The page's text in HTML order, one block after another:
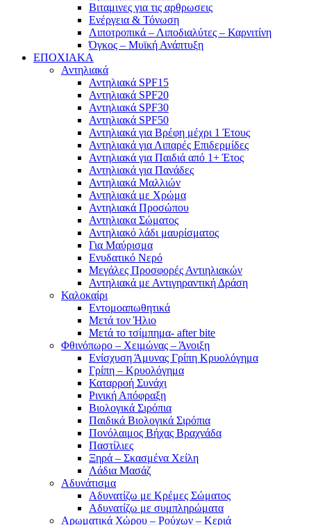
Βιταμινες για τις αρθρωσεις
Ενέργεια & Τόνωση
Λιποτροπικά – Λιποδιαλύτες – Καρνιτίνη
Όγκος – Μυϊκή Ανάπτυξη
ΕΠΟΧΙΑΚΑ
Αντηλιακά
Αντηλιακά SPF15
Αντηλιακά SPF20
Αντηλιακά SPF30
Αντηλιακά SPF50
Αντηλιακά για Βρέφη μέχρι 1 Έτους
Αντηλιακά για Λιπαρές Επιδερμίδες
Αντηλιακά για Παιδιά από 1+ Έτος
Αντηλιακά για Πανάδες
Αντηλιακά Μαλλιών
Αντηλιακά με Χρώμα
Αντηλιακά Προσώπου
Αντηλιακα Σώματος
Αντηλιακό λάδι μαυρίσματος
Για Μαύρισμα
Ενυδατικό Νερό
Μεγάλες Προσφορές Αντιηλιακών
Αντηλιακά με Αντιγηραντική Δράση
Καλοκαίρι
Εντομοαπωθητικά
Μετά τον Ήλιο
Μετά το τσίμπημα- after bite
Φθινόπωρο – Χειμώνας – Άνοιξη
Ενίσχυση Άμυνας Γρίπη Κρυολόγημα
Γρίπη – Κρυολόγημα
Καταρροή Συνάχι
Ρινική Απόφραξη
Βιολογικά Σιρόπια
Παιδικά Βιολογικά Σιρόπια
Πονόλαιμος Βήχας Βραχνάδα
Παστίλιες
Ξηρά – Σκασμένα Χείλη
Λάδια Μασάζ
Αδυνάτισμα
Αδυνατίζω με Κρέμες Σώματος
Αδυνατίζω με συμπληρώματα
Αρωματικά Χώρου – Ρούχων – Κεριά